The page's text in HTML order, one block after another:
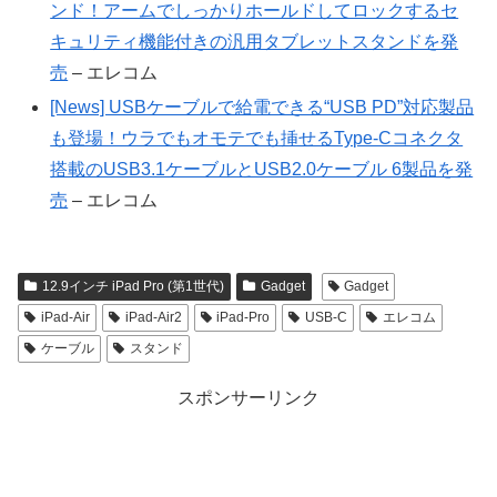
ンド！アームでしっかりホールドしてロックするセ
キュリティ機能付きの汎用タブレットスタンドを発
売 – エレコム
[News] USBケーブルで給電できる“USB PD”対応製品
も登場！ウラでもオモテでも挿せるType-Cコネクタ
搭載のUSB3.1ケーブルとUSB2.0ケーブル 6製品を発
売 – エレコム
12.9インチ iPad Pro (第1世代) Gadget
Gadget
iPad-Air
iPad-Air2 iPad-Pro USB-C
エレコム
ケーブル
スタンド
スポンサーリンク